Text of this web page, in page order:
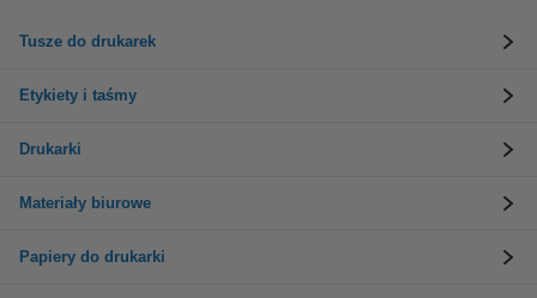
Tusze do drukarek
Etykiety i taśmy
Drukarki
Materiały biurowe
Papiery do drukarki